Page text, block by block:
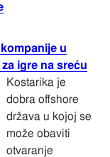
u
igre na sreću
Kostarika je
dobra offshore
država u kojoj se
može obaviti
otvaranje